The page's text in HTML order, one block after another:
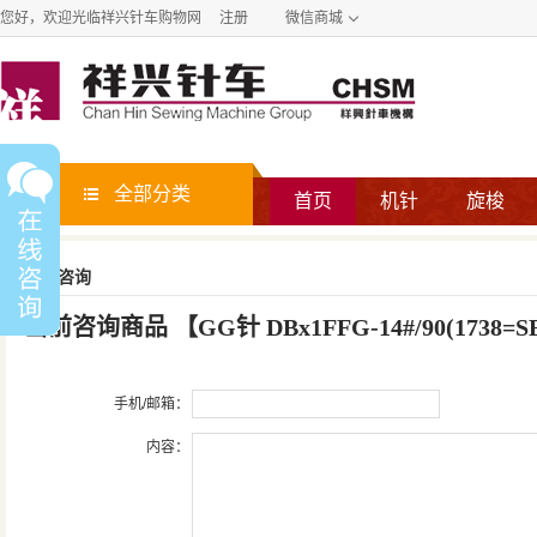
您好，欢迎光临祥兴针车购物网 注册 微信商城
全部分类 首页 机针 旋梭
商品咨询
当前咨询商品 【GG针 DBx1FFG-14#/
手机/邮箱：
内容：